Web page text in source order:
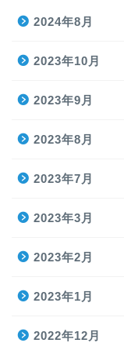
2024年8月
2023年10月
2023年9月
2023年8月
2023年7月
2023年3月
2023年2月
2023年1月
2022年12月